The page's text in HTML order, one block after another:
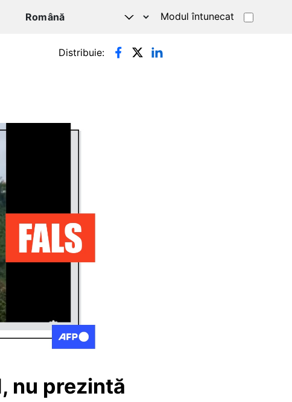
Modul întunecat
Distribuie:
nu prezintă